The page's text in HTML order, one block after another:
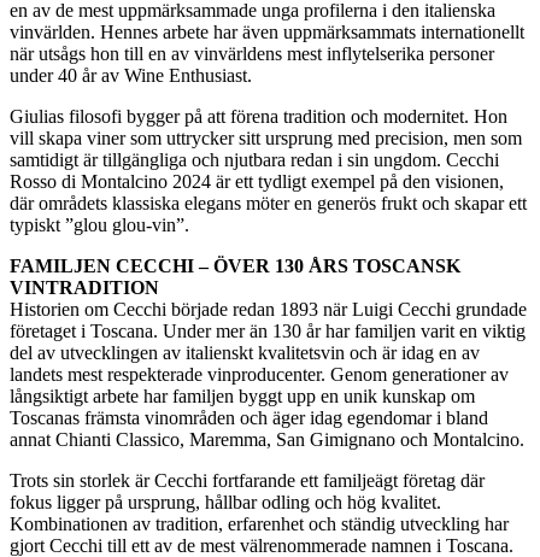
en av de mest uppmärksammade unga profilerna i den italienska
vinvärlden. Hennes arbete har även uppmärksammats internationellt
när utsågs hon till en av vinvärldens mest inflytelserika personer
under 40 år av Wine Enthusiast.
Giulias filosofi bygger på att förena tradition och modernitet. Hon
vill skapa viner som uttrycker sitt ursprung med precision, men som
samtidigt är tillgängliga och njutbara redan i sin ungdom. Cecchi
Rosso di Montalcino 2024 är ett tydligt exempel på den visionen,
där områdets klassiska elegans möter en generös frukt och skapar ett
typiskt ”glou glou-vin”.
FAMILJEN CECCHI – ÖVER 130 ÅRS TOSCANSK
VINTRADITION
Historien om Cecchi började redan 1893 när Luigi Cecchi grundade
företaget i Toscana. Under mer än 130 år har familjen varit en viktig
del av utvecklingen av italienskt kvalitetsvin och är idag en av
landets mest respekterade vinproducenter. Genom generationer av
långsiktigt arbete har familjen byggt upp en unik kunskap om
Toscanas främsta vinområden och äger idag egendomar i bland
annat Chianti Classico, Maremma, San Gimignano och Montalcino.
Trots sin storlek är Cecchi fortfarande ett familjeägt företag där
fokus ligger på ursprung, hållbar odling och hög kvalitet.
Kombinationen av tradition, erfarenhet och ständig utveckling har
gjort Cecchi till ett av de mest välrenommerade namnen i Toscana.